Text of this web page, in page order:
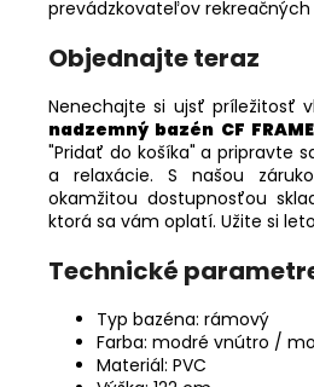
prevádzkovateľov rekreačných
Objednajte teraz
Nenechajte si ujsť príležitosť
nadzemný bazén CF FRAME
"Pridať do košíka" a pripravte
a relaxácie. S našou
okamžitou dostupnosťou
ktorá sa vám oplatí. Užite si
Technické
Typ bazéna: rámový
Farba: modré vnútro /
Materiál: PVC